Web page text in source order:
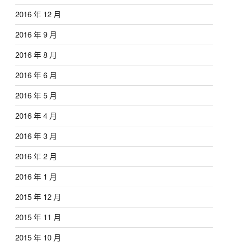
2016 年 12 月
2016 年 9 月
2016 年 8 月
2016 年 6 月
2016 年 5 月
2016 年 4 月
2016 年 3 月
2016 年 2 月
2016 年 1 月
2015 年 12 月
2015 年 11 月
2015 年 10 月